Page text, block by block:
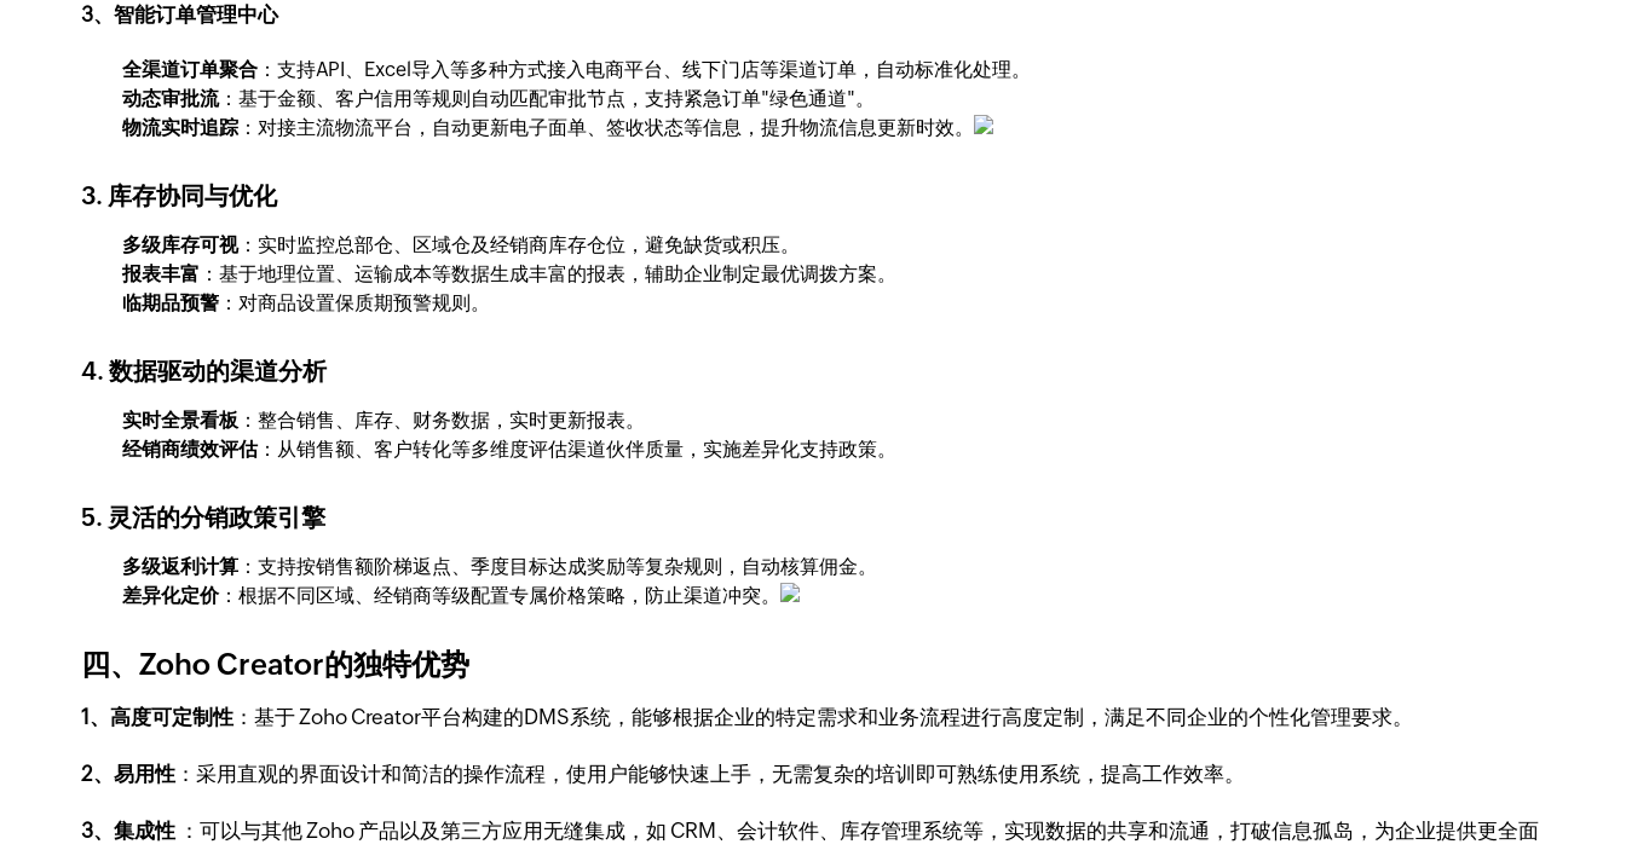
3、智能订单管理中心
全渠道订单聚合 ：支持API、Excel导入等多种方式接入电商平台、线下门店等渠道订单，自动标准化处理。
动态审批流：基于金额、客户信用等规则自动匹配审批节点，支持紧急订单"绿色通道"。
物流实时追踪 ：对接主流物流平台，自动更新电子面单、签收状态等信息，提升物流信息更新时效。
3. 库存协同与优化
多级库存可视：实时监控总部仓、区域仓及经销商库存仓位，避免缺货或积压。
报表丰富 ：基于地理位置、运输成本等数据生成丰富的报表，辅助企业制定最优调拨方案。
临期品预警 ：对商品设置保质期预警规则。
4. 数据驱动的渠道分析
实时全景看板 ：整合销售、库存、财务数据，实时更新报表。
经销商绩效评估：从销售额、客户转化等多维度评估渠道伙伴质量，实施差异化支持政策。
5. 灵活的分销政策引擎
多级返利计算 ：支持按销售额阶梯返点、季度目标达成奖励等复杂规则，自动核算佣金。
差异化定价：根据不同区域、经销商等级配置专属价格策略，防止渠道冲突。
四、Zoho Creator的独特优势
1、高度可定制性 ：基于 Zoho Creator平台构建的DMS系统，能够根据企业的特定需求和业务流程进行高度定制，满足不同企业的个性化管理要求。
2、易用性 ：采用直观的界面设计和简洁的操作流程，使用户能够快速上手，无需复杂的培训即可熟练使用系统，提高工作效率。
3、集成性 ：可以与其他 Zoho 产品以及第三方应用无缝集成，如 CRM、会计软件、库存管理系统等，实现数据的共享和流通，打破信息孤岛，为企业提供更全面